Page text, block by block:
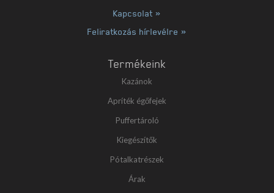
Kapcsolat »
Feliratkozás hírlevélre »
Termékeink
Kazánok
Apríték égőfejek
Puffertároló
Kiegészítők
Pótalkatrészek
Árak